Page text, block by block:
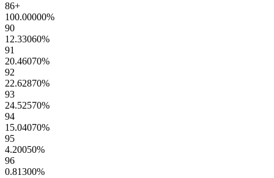
86+
100.00000%
90
12.33060%
91
20.46070%
92
22.62870%
93
24.52570%
94
15.04070%
95
4.20050%
96
0.81300%